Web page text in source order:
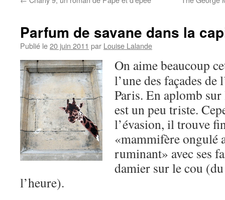
Parfum de savane dans la
Publié le20 juin 2011 par Louise Lalande
On aime beaucoup
l’une des façades de
Paris. En aplomb
est un peu triste.
l’évasion, il trouve
«mammifère ongulé
ruminant» avec ses
damier sur le cou
l’heure).